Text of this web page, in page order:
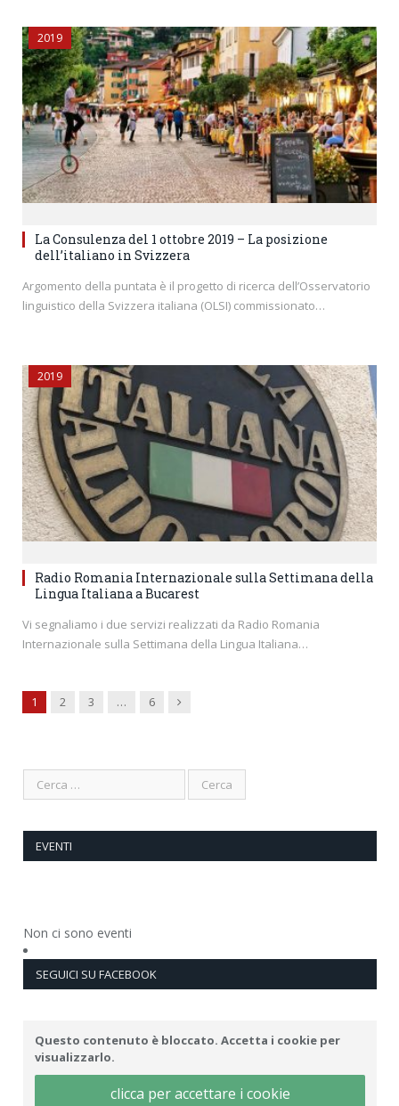
2019
La Consulenza del 1 ottobre 2019 – La posizione
dell’italiano in Svizzera
Argomento della puntata è il progetto di ricerca dell’Osservatorio
linguistico della Svizzera italiana (OLSI) commissionato…
2019
Radio Romania Internazionale sulla Settimana della
Lingua Italiana a Bucarest
Vi segnaliamo i due servizi realizzati da Radio Romania
Internazionale sulla Settimana della Lingua Italiana…
1 2 3 … 6 Next
EVENTI
Non ci sono eventi
SEGUICI SU FACEBOOK
Questo contenuto è bloccato. Accetta i cookie per
visualizzarlo.
clicca per accettare i cookie